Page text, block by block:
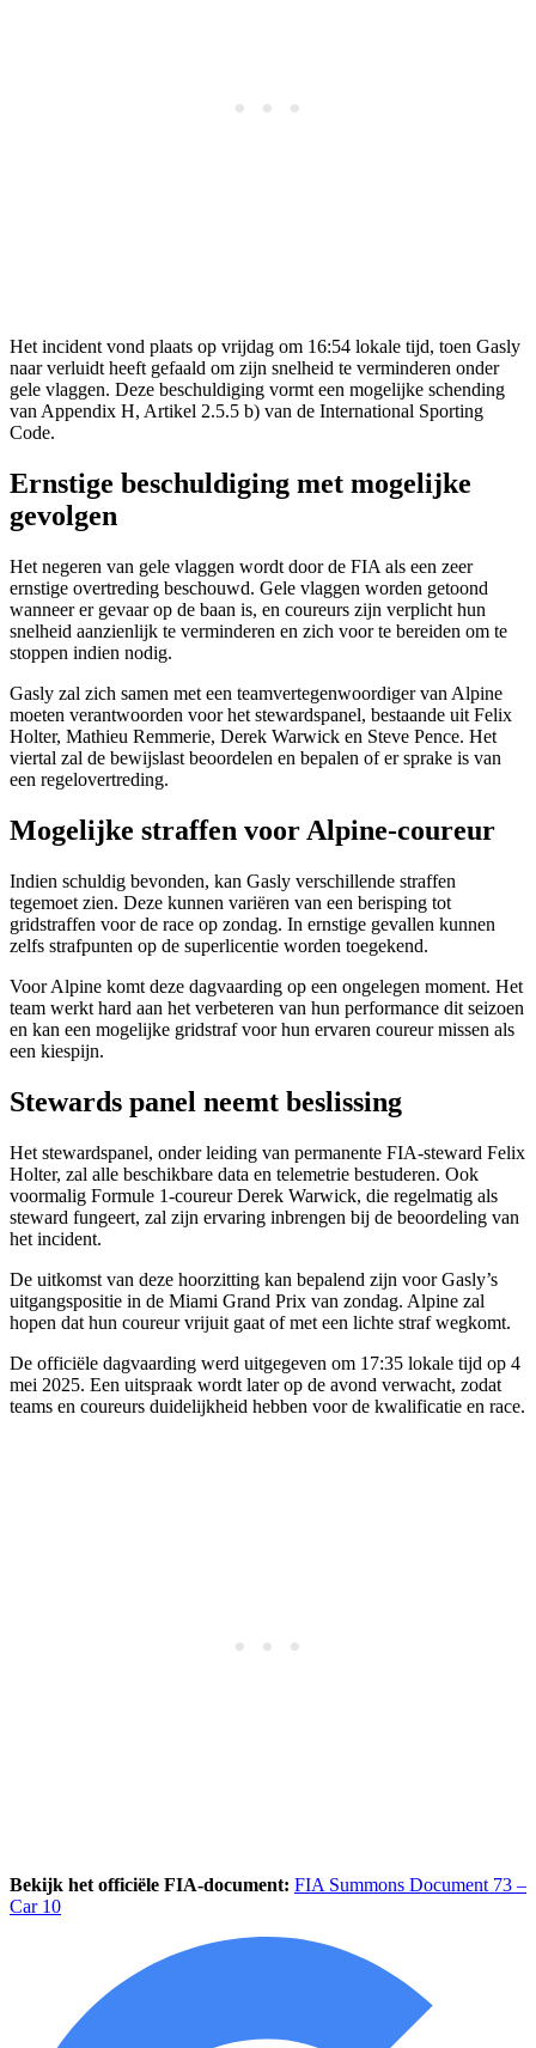
Het incident vond plaats op vrijdag om 16:54 lokale tijd, toen Gasly
naar verluidt heeft gefaald om zijn snelheid te verminderen onder
gele vlaggen. Deze beschuldiging vormt een mogelijke schending
van Appendix H, Artikel 2.5.5 b) van de International Sporting
Code.
Ernstige beschuldiging met mogelijke
gevolgen
Het negeren van gele vlaggen wordt door de FIA als een zeer
ernstige overtreding beschouwd. Gele vlaggen worden getoond
wanneer er gevaar op de baan is, en coureurs zijn verplicht hun
snelheid aanzienlijk te verminderen en zich voor te bereiden om te
stoppen indien nodig.
Gasly zal zich samen met een teamvertegenwoordiger van Alpine
moeten verantwoorden voor het stewardspanel, bestaande uit Felix
Holter, Mathieu Remmerie, Derek Warwick en Steve Pence. Het
viertal zal de bewijslast beoordelen en bepalen of er sprake is van
een regelovertreding.
Mogelijke straffen voor Alpine-coureur
Indien schuldig bevonden, kan Gasly verschillende straffen
tegemoet zien. Deze kunnen variëren van een berisping tot
gridstraffen voor de race op zondag. In ernstige gevallen kunnen
zelfs strafpunten op de superlicentie worden toegekend.
Voor Alpine komt deze dagvaarding op een ongelegen moment. Het
team werkt hard aan het verbeteren van hun performance dit seizoen
en kan een mogelijke gridstraf voor hun ervaren coureur missen als
een kiespijn.
Stewards panel neemt beslissing
Het stewardspanel, onder leiding van permanente FIA-steward Felix
Holter, zal alle beschikbare data en telemetrie bestuderen. Ook
voormalig Formule 1-coureur Derek Warwick, die regelmatig als
steward fungeert, zal zijn ervaring inbrengen bij de beoordeling van
het incident.
De uitkomst van deze hoorzitting kan bepalend zijn voor Gasly’s
uitgangspositie in de Miami Grand Prix van zondag. Alpine zal
hopen dat hun coureur vrijuit gaat of met een lichte straf wegkomt.
De officiële dagvaarding werd uitgegeven om 17:35 lokale tijd op 4
mei 2025. Een uitspraak wordt later op de avond verwacht, zodat
teams en coureurs duidelijkheid hebben voor de kwalificatie en race.
Bekijk het officiële FIA-document: FIA Summons Document 73 –
Car 10